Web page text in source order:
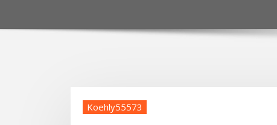
Koehly55573